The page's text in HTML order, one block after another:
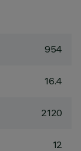
954
16.4
2120
12